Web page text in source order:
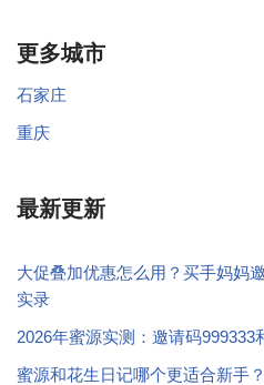
更多城市
石家庄
重庆
最新更新
大促叠加优惠怎么用？买手妈妈
实录
2026年蜜源实测：邀请码999333
蜜源和花生日记哪个更适合新手